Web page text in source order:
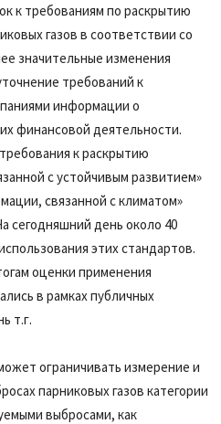
к требованиям по раскрытию
газов в соответствии со
значительные изменения
требований к
информации о
финансовой деятельности.
к раскрытию
с устойчивым развитием»
связанной с климатом»
сегодняшний день около 40
этих стандартов.
оценки применения
в рамках публичных
т.г.
ограничивать измерение и
парниковых газов категории
выбросами, как